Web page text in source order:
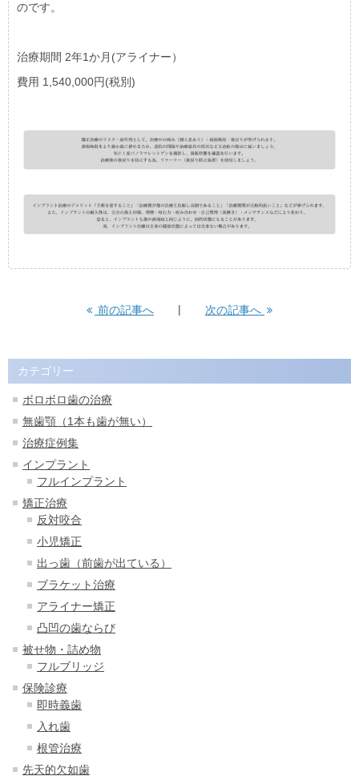
のです。
治療期間 2年1か月(アライナー）
費用 1,540,000円(税別)
前の記事へ 次の記事へ
カテゴリー
ボロボロ歯の治療
無歯顎（1本も歯が無い）
治療症例集
インプラント
フルインプラント
矯正治療
反対咬合
小児矯正
出っ歯（前歯が出ている）
ブラケット治療
アライナー矯正
凸凹の歯ならび
被せ物・詰め物
フルブリッジ
保険診療
即時義歯
入れ歯
根管治療
先天的欠如歯